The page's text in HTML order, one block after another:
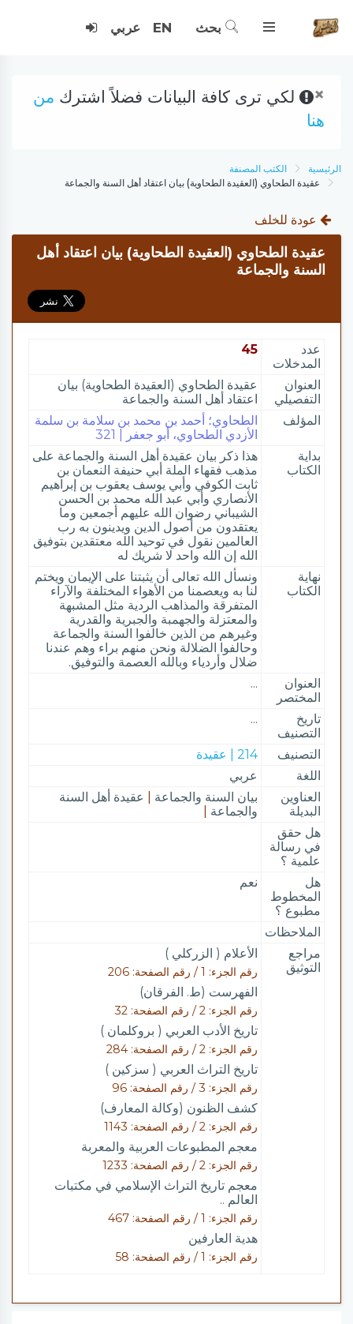
بحث EN عربي
× لكي ترى كافة البيانات فضلاً اشترك من
هنا
الرئيسية
الكتب المصنفة
عقيدة الطحاوي (العقيدة الطحاوية) بيان اعتقاد أهل السنة والجماعة
عودة للخلف
عقيدة الطحاوي (العقيدة الطحاوية) بيان اعتقاد أهل
السنة والجماعة
عدد
المدخلات
45
العنوان
التفصيلي
عقيدة الطحاوي (العقيدة الطحاوية) بيان
اعتقاد أهل السنة والجماعة
المؤلف
الطحاوي؛ أحمد بن محمد بن سلامة بن سلمة
الأزدي الطحاوي، أبو جعفر | 321
بداية
الكتاب
هذا ذكر بيان عقيدة أهل السنة والجماعة على
مذهب فقهاء الملة أبي حنيفة النعمان بن
ثابت الكوفي وأبي يوسف يعقوب بن إبراهيم
الأنصاري وأبي عبد الله محمد بن الحسن
الشيباني رضوان الله عليهم أجمعين وما
يعتقدون من أصول الدين ويدينون به رب
العالمين نقول في توحيد الله معتقدين بتوفيق
الله إن الله واحد لا شريك له
نهاية
الكتاب
ونسأل الله تعالى أن يثبتنا على الإيمان ويختم
لنا به ويعصمنا من الأهواء المختلفة والآراء
المتفرقة والمذاهب الردية مثل المشبهة
والمعتزلة والجهمبة والجبرية والقدرية
وغيرهم من الذين خالفوا السنة والجماعة
وحالفوا الضلالة ونحن منهم براء وهم عندنا
ضلال وأردياء وبالله العصمة والتوفيق.
العنوان
المختصر
...
تاريخ
التصنيف
...
التصنيف
214 | عقيدة
اللغة
عربي
العناوين
البديلة
بيان السنة والجماعة
عقيدة أهل السنة
والجماعة
هل حقق
في رسالة
علمية ؟
هل
المخطوط
مطبوع ؟
نعم
الملاحظات
مراجع
التوثيق
الأعلام ( الزركلي )
رقم الجزء: 1 / رقم الصفحة: 206
الفهرست (ط. الفرقان)
رقم الجزء: 2 / رقم الصفحة: 32
تاريخ الأدب العربي ( بروكلمان )
رقم الجزء: 2 / رقم الصفحة: 284
تاريخ التراث العربي ( سزكين )
رقم الجزء: 3 / رقم الصفحة: 96
كشف الظنون (وكالة المعارف)
رقم الجزء: 2 / رقم الصفحة: 1143
معجم المطبوعات العربية والمعربة
رقم الجزء: 2 / رقم الصفحة: 1233
معجم تاريخ التراث الإسلامي في مكتبات
العالم ..
رقم الجزء: 1 / رقم الصفحة: 467
هدية العارفين
رقم الجزء: 1 / رقم الصفحة: 58